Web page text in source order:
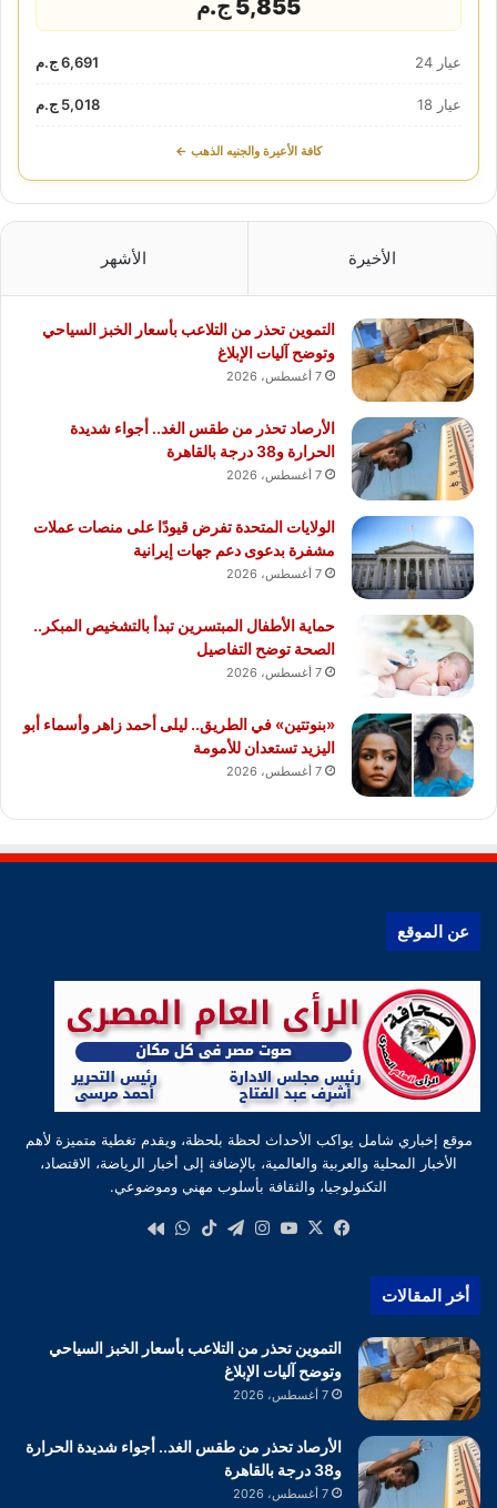
5,855 ج.م
عيار 24 6,691 ج.م
عيار 18 5,018 ج.م
كافة الأعيرة والجنيه الذهب ←
الأخيرة الأشهر
التموين تحذر من التلاعب بأسعار الخبز السياحي
وتوضح آليات الإبلاغ
7 أغسطس، 2026
الأرصاد تحذر من طقس الغد.. أجواء شديدة
الحرارة و38 درجة بالقاهرة
7 أغسطس، 2026
الولايات المتحدة تفرض قيودًا على منصات عملات
مشفرة بدعوى دعم جهات إيرانية
7 أغسطس، 2026
حماية الأطفال المبتسرين تبدأ بالتشخيص المبكر..
الصحة توضح التفاصيل
7 أغسطس، 2026
«بنوتتين» في الطريق.. ليلى أحمد زاهر وأسماء أبو
اليزيد تستعدان للأمومة
7 أغسطس، 2026
عن الموقع
موقع إخباري شامل يواكب الأحداث لحظة بلحظة، ويقدم تغطية متميزة لأهم
الأخبار المحلية والعربية والعالمية، بالإضافة إلى أخبار الرياضة، الاقتصاد،
التكنولوجيا، والثقافة بأسلوب مهني وموضوعي.
فيسبوك
‫X
‫YouTube
انستقرام
تيلقرام‫TikTokواتساب
أخر المقالات
التموين تحذر من التلاعب بأسعار الخبز السياحي
وتوضح آليات الإبلاغ
7 أغسطس، 2026
الأرصاد تحذر من طقس الغد.. أجواء شديدة الحرارة
و38 درجة بالقاهرة
7 أغسطس، 2026